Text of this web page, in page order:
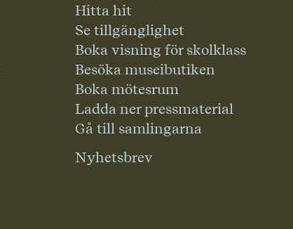
Hitta hit
Se tillgänglighet
Boka visning för skolklass
Besöka museibutiken
Boka mötesrum
Ladda ner pressmaterial
Gå till samlingarna
Nyhetsbrev